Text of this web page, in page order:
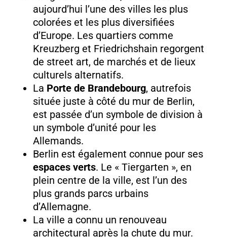
aujourd’hui l’une des villes les plus
colorées et les plus diversifiées
d’Europe. Les quartiers comme
Kreuzberg et Friedrichshain regorgent
de street art, de marchés et de lieux
culturels alternatifs.
La Porte de Brandebourg, autrefois
située juste à côté du mur de Berlin,
est passée d’un symbole de division à
un symbole d’unité pour les
Allemands.
Berlin est également connue pour ses
espaces verts. Le « Tiergarten », en
plein centre de la ville, est l’un des
plus grands parcs urbains
d’Allemagne.
La ville a connu un renouveau
architectural après la chute du mur.